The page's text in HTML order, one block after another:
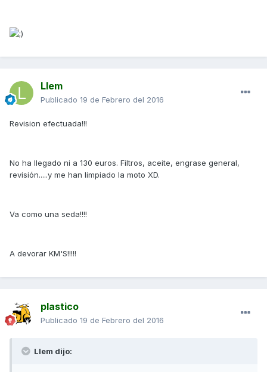
Llem
Publicado 19 de Febrero del 2016
Revision efectuada!!!
No ha llegado ni a 130 euros. Filtros, aceite, engrase general,
revisión.....y me han limpiado la moto XD.
Va como una seda!!!!
A devorar KM'S!!!!!
plastico
Publicado 19 de Febrero del 2016
Llem dijo: